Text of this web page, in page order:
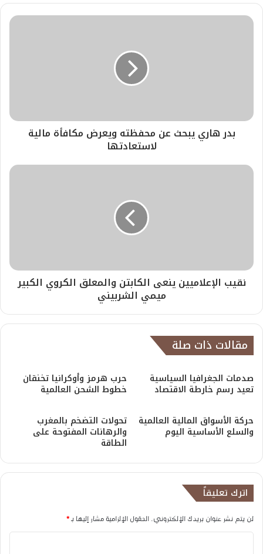
بدر هاري يبحث عن محفظته ويعرض مكافأة مالية
لاستعادتها
نقيب الإعلاميين ينعى الكابتن والمعلق الكروي الكبير
ميمي الشربيني
مقالات ذات صلة
صدمات الجغرافيا السياسية
تعيد رسم خارطة الاقتصاد
حرب هرمز وأوكرانيا تخنقان
خطوط الشحن العالمية
حركة الأسواق المالية العالمية
والسلع الأساسية اليوم
تحولات التضخم بالمغرب
والرهانات المفتوحة على
الطاقة
اترك تعليقاً
لن يتم نشر عنوان بريدك الإلكتروني. الحقول الإلزامية مشار إليها بـ*